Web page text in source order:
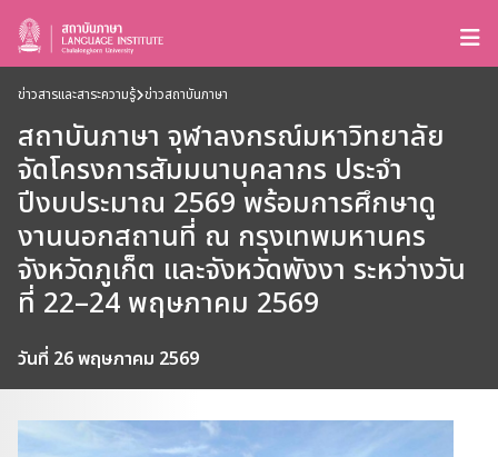
ข่าวสารและสาระความรู้ ข่าวสถาบันภาษา
สถาบันภาษา จุฬาลงกรณ์มหาวิทยาลัย
จัดโครงการสัมมนาบุคลากร ประจำ
ปีงบประมาณ 2569 พร้อมการศึกษาดู
งานนอกสถานที่ ณ กรุงเทพมหานคร
จังหวัดภูเก็ต และจังหวัดพังงา ระหว่างวัน
ที่ 22–24 พฤษภาคม 2569
วันที่ 26 พฤษภาคม 2569